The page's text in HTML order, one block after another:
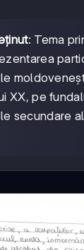
: Tema
XX, pe
secundare